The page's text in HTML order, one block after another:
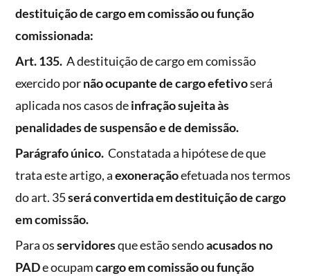
destituição de cargo em comissão ou função
comissionada:
Art. 135. A destituição de cargo em comissão
exercido pornão ocupante de cargo efetivoserá
aplicada nos casos deinfração sujeita às
penalidades de suspensão e de demissão.
Parágrafo único.Constatada a hipótese de que
trata este artigo, aexoneraçãoefetuada nos termos
do art. 35será convertida em destituição de cargo
em comissão.
Para osservidoresque estão sendoacusados no
PADe ocupamcargo em comissão ou função